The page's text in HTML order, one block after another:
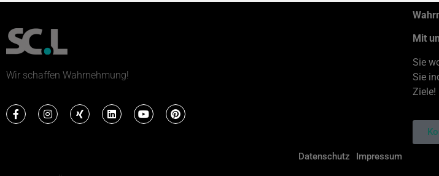
Wir schaffen Wahrnehmung!
Mit
Sie
Sie
Ziele!
Datenschutz Impressum